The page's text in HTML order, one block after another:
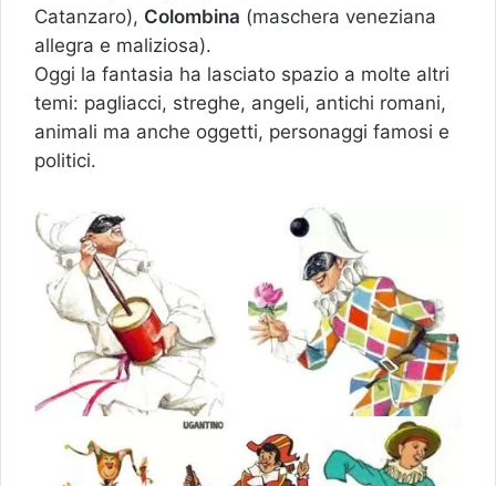
Catanzaro), Colombina (maschera veneziana
allegra e maliziosa).
Oggi la fantasia ha lasciato spazio a molte altri
temi: pagliacci, streghe, angeli, antichi romani,
animali ma anche oggetti, personaggi famosi e
politici.